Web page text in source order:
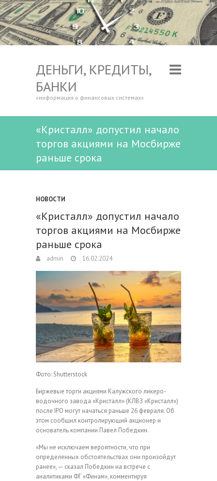
ДЕНЬГИ, КРЕДИТЫ,
БАНКИ
«информация о финансовых системах»
«Кристалл» допустил начало
торгов акциями на Мосбирже
раньше срока
НОВОСТИ
«Кристалл» допустил начало
торгов акциями на Мосбирже
раньше срока
admin 16.02.2024
Фото: Shutterstock
Биржевые торги акциями Калужского ликеро-
водочного завода «Кристалл» (КЛВЗ «Кристалл»)
после IPO могут начаться раньше 26 февраля. Об
этом сообщил контролирующий акционер и
основатель компании Павел Победкин.
«Мы не исключаем вероятности, что при
определенных обстоятельствах они произойдут
ранее», — сказал Победкин на встрече с
аналитиками ФГ «Финам», комментируя